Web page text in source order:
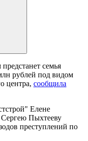
семья
рублей под видом
центра, сообщила
Елене
Сергею Пыхтееву
преступлений по